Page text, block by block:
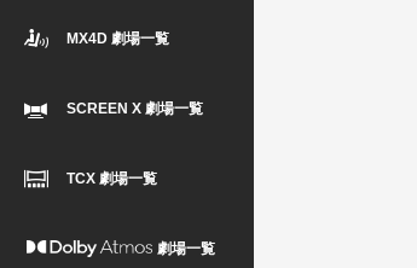
MX4D 劇場一覧
SCREEN X 劇場一覧
TCX 劇場一覧
劇場一覧